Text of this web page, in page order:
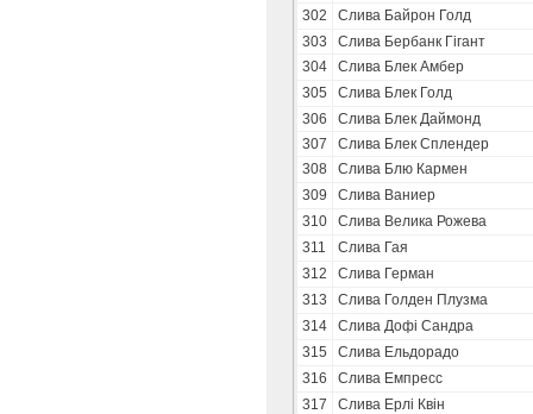
302
Слива Байрон Голд
303
Слива Бербанк Гігант
304
Слива Блек Амбер
305
Слива Блек Голд
306
Слива Блек Даймонд
307
Слива Блек Сплендер
308
Слива Блю Кармен
309
Слива Ваниер
310
Слива Велика Рожева
311
Слива Гая
312
Слива Герман
313
Слива Голден Плузма
314
Слива Дофі Сандра
315
Слива Ельдорадо
316
Слива Емпресс
317
Слива Ерлі Квін